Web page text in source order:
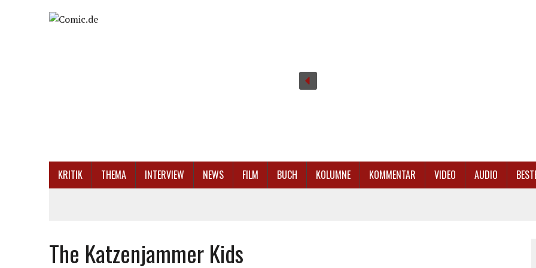
KRITIK THEMA INTERVIEW NEWS FILM BUCH KOLUMNE KOMMENTAR VIDEO AUDIO
The Katzenjammer Kids